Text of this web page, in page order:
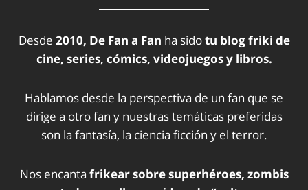
Desde 2010, De Fan a Fan ha sidotu blog friki de
cine, series, cómics, videojuegos y libros.
Hablamos desde la perspectiva de un fan que se
dirige a otro fan y nuestras temáticas preferidas
son la fantasía, la ciencia ficción y el terror.
Nos encanta frikear sobre superhéroes, zombis